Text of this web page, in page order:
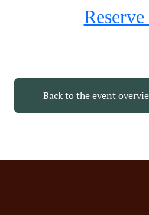
Back to the event